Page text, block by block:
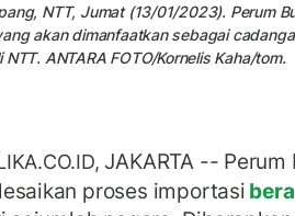
NTT, Jumat (13/01/2023). Perum
akan dimanfaatkan sebagai
NTT. ANTARA FOTO/Kornelis Kaha/tom.
JAKARTA -- Perum
proses importasi